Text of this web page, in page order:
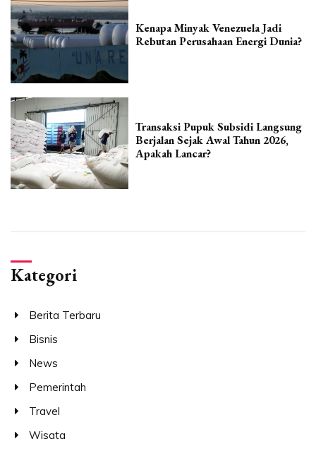
Kenapa Minyak Venezuela Jadi
Rebutan Perusahaan Energi Dunia?
Transaksi Pupuk Subsidi Langsung
Berjalan Sejak Awal Tahun 2026,
Apakah Lancar?
Kategori
Berita Terbaru
Bisnis
News
Pemerintah
Travel
Wisata